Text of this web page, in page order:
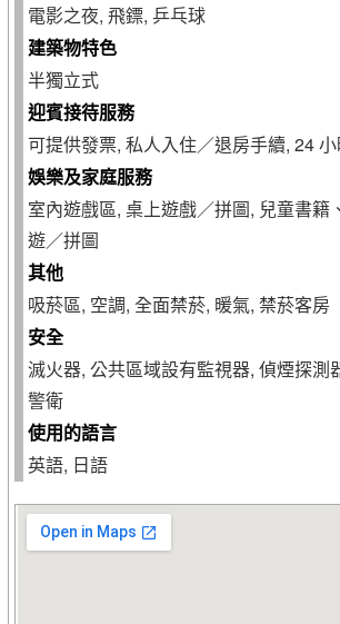
電影之夜, 飛鏢, 乒乓球
建築物特色
半獨立式
迎賓接待服務
可提供發票, 私人入住／退房手續, 24
娛樂及家庭服務
室內遊戲區, 桌上遊戲／拼圖, 兒童書籍
遊／拼圖
其他
吸菸區, 空調, 全面禁菸, 暖氣, 禁菸客房
安全
滅火器, 公共區域設有監視器, 偵煙探測
警衛
使用的語言
英語, 日語